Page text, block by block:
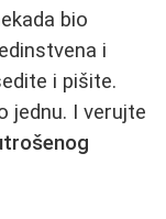
bio
i
i pišite.
jednu. I verujte